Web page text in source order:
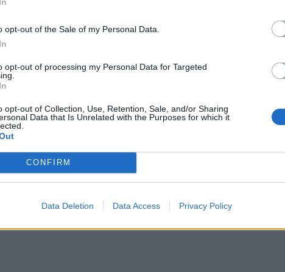
opt-out of the Sale of my Personal Data.
opt-out of processing my Personal Data for Targeted
opt-out of Collection, Use, Retention, Sale, and/or Sharing
Data that Is Unrelated with the Purposes for which it
CONFIRM
Data Deletion Data Access Privacy Policy
και Φωτεινής, τώρα όλες
και Πλαστήρα, χαμηλά Όπως
οι κουκουλοφόροι είχαν
από το αστυνομικό τμήμα
σκοπό να επιτεθούν σε